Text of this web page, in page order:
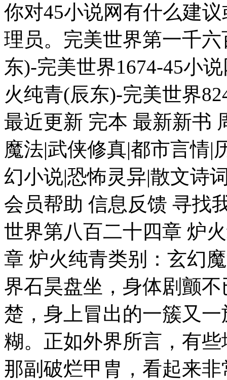
你对45小说网有什么建
理员。完美世界第一千
东)-完美世界1674-45小
火纯青(辰东)-完美世界
最近更新 完本 最新新书
魔法|武侠修真|都市言情|
幻小说|恐怖灵异|散文诗
会员帮助 信息反馈 寻找
世界第八百二十四章 炉
章 炉火纯青类别：玄幻
界石昊盘坐，身体剧颤
楚，身上冒出的一簇又
糊。正如外界所言，有
那副破烂甲胄，看起来